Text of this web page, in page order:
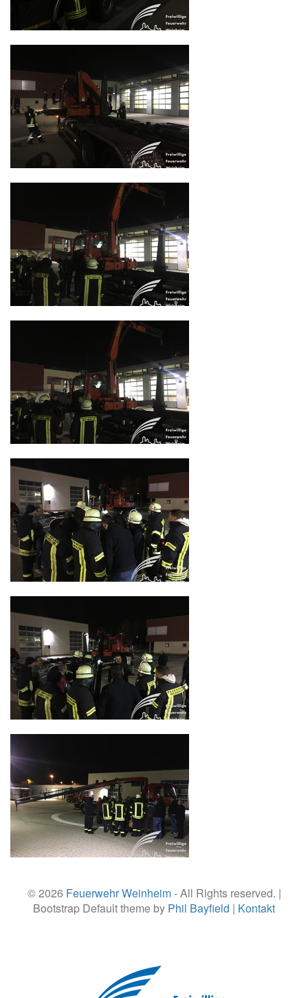
© 2026 Feuerwehr Weinheim- All Rights reserved. |
Bootstrap Default theme by Phil Bayfield | Kontakt